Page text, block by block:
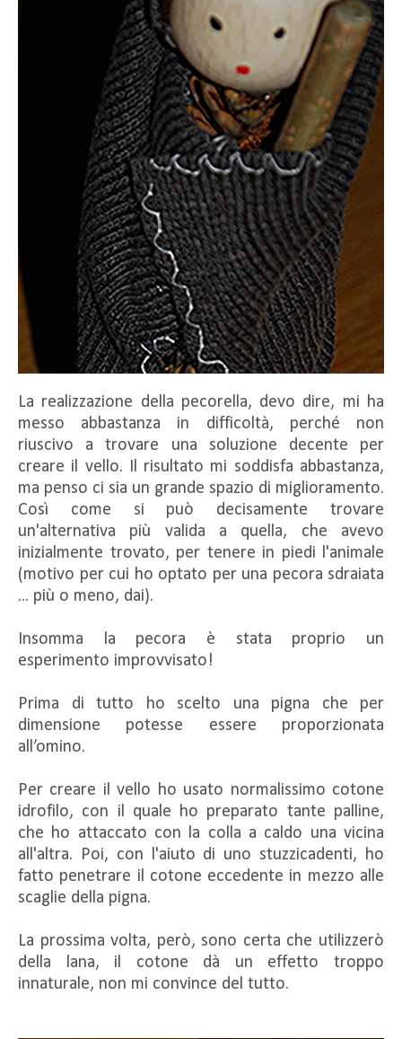
La realizzazione della pecorella, devo dire, mi ha
messo abbastanza in difficoltà, perché non
riuscivo a trovare una soluzione decente per
creare il vello. Il risultato mi soddisfa abbastanza,
ma penso ci sia un grande spazio di miglioramento.
Così come si può decisamente trovare
un'alternativa più valida a quella, che avevo
inizialmente trovato, per tenere in piedi l'animale
(motivo per cui ho optato per una pecora sdraiata
... più o meno, dai).
Insomma la pecora è stata proprio un
esperimento improvvisato!
Prima di tutto ho scelto una pigna che per
dimensione potesse essere proporzionata
all’omino.
Per creare il vello ho usato normalissimo cotone
idrofilo, con il quale ho preparato tante palline,
che ho attaccato con la colla a caldo una vicina
all'altra. Poi, con l'aiuto di uno stuzzicadenti, ho
fatto penetrare il cotone eccedente in mezzo alle
scaglie della pigna.
La prossima volta, però, sono certa che utilizzerò
della lana, il cotone dà un effetto troppo
innaturale, non mi convince del tutto.